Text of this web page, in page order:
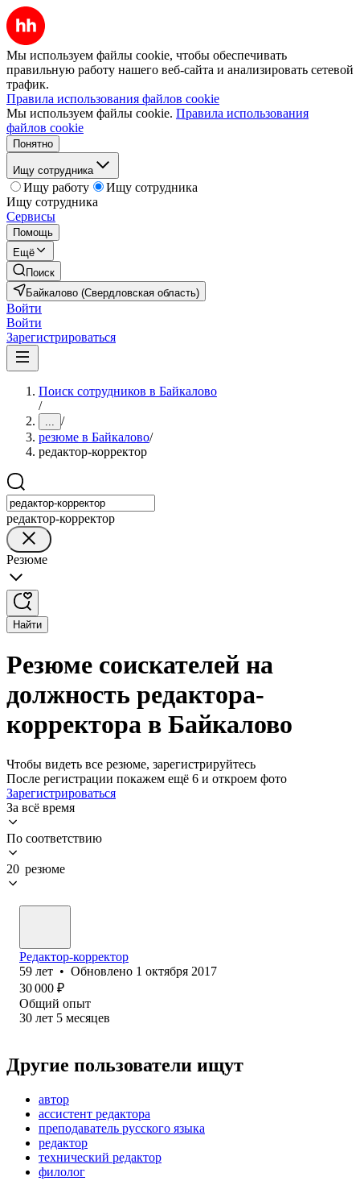
Мы используем файлы cookie, чтобы обеспечивать
правильную работу нашего веб-сайта и анализировать сетевой
трафик.
Правила использования файлов cookie
Мы используем файлы cookie. Правила использования
файлов cookie
Понятно
Ищу сотрудника
Ищу работу
Ищу сотрудника
Ищу сотрудника
Сервисы
Помощь
Ещё
Поиск
Байкалово (Свердловская область)
Войти
Войти
Зарегистрироваться
Поиск сотрудников в Байкалово
/
... /
резюме в Байкалово/
редактор-корректор
редактор-корректор
Резюме
Найти
Резюме соискателей на
должность редактора-
корректора в Байкалово
Чтобы видеть все резюме, зарегистрируйтесь
После регистрации покажем ещё 6 и откроем фото
Зарегистрироваться
За всё время
По соответствию
20 резюме
Редактор-корректор
59 лет • Обновлено 1 октября 2017
30 000 ₽
Общий опыт
30 лет 5 месяцев
Другие пользователи ищут
автор
ассистент редактора
преподаватель русского языка
редактор
технический редактор
филолог